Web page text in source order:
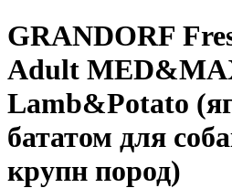
GRANDORF
Adult
Lamb&Potato
бататом для
крупн пород)